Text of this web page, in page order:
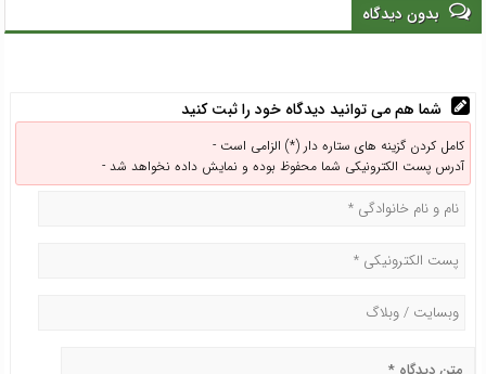
بدون دیدگاه
شما هم می توانید دیدگاه خود را ثبت کنید
کامل کردن گزینه های ستاره دار (*) الزامی است -
آدرس پست الکترونیکی شما محفوظ بوده و نمایش داده نخواهد شد -